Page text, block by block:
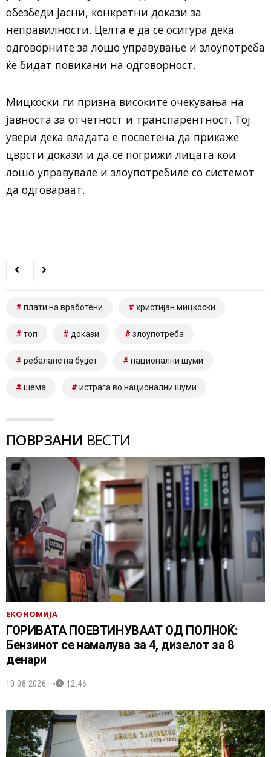
обезбеди јасни, конкретни докази за
неправилности. Целта е да се осигура дека
одговорните за лошо управување и злоупотреба
ќе бидат повикани на одговорност.
Мицкоски ги призна високите очекувања на
јавноста за отчетност и транспарентност. Тој
увери дека владата е посветена да прикаже
цврсти докази и да се погрижи лицата кои
лошо управувале и злоупотребиле со системот
да одговараат.
плати на вработени христијан мицкоски
топ докази злоупотреба
ребаланс на буџет национални шуми
шема истрага во национални шуми
ПОВРЗАНИ ВЕСТИ
ЕКОНОМИЈА
ГОРИВАТА ПОЕВТИНУВААТ ОД ПОЛНОЌ:
Бензинот се намалува за 4, дизелот за 8
денари
10.08.2026. 12:46